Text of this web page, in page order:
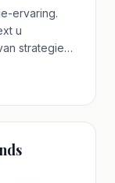
ervaring.
u
strategie